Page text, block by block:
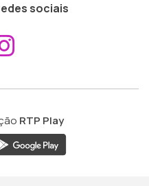
sociais
ao
RTP Play